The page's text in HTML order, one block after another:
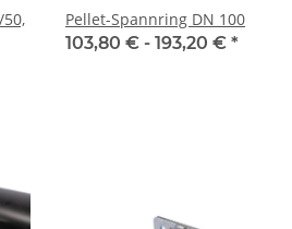
Pellet-Spannring DN 100
103,80 € - 193,20 € *